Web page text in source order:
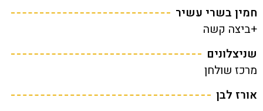
חמין בשרי עשיר
+ביצה קשה
שניצלונים
מרכז שולחן
אורז לבן